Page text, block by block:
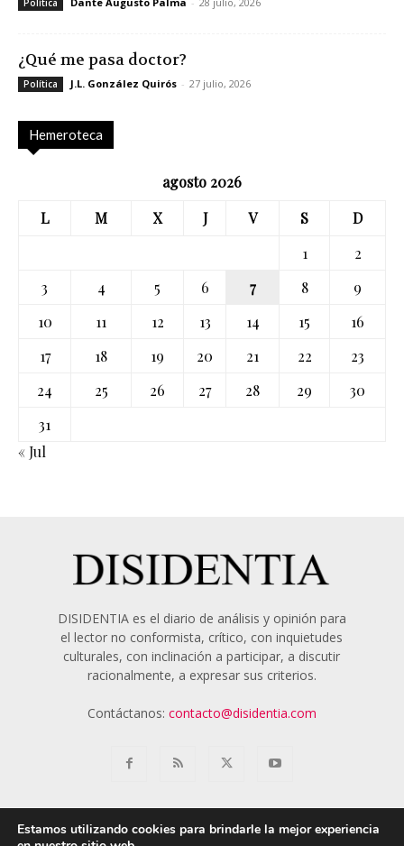
¿Qué me pasa doctor?
Política J.L. González Quirós - 27 julio, 2026
Hemeroteca
agosto 2026
L
M X J V S
D
1
2
3
4 5 6 7 8
9
10
11 12 13 14 15
16
17
18 19 20 21 22
23
24
25 26 27 28 29
30
31
« Jul
DISIDENTIA es el diario de análisis y opinión para
el lector no conformista, crítico, con inquietudes
culturales, con inclinación a participar, a discutir
racionalmente, a expresar sus criterios.
Contáctanos: contacto@disidentia.com
Estamos utilizando cookies para brindarle la mejor experiencia